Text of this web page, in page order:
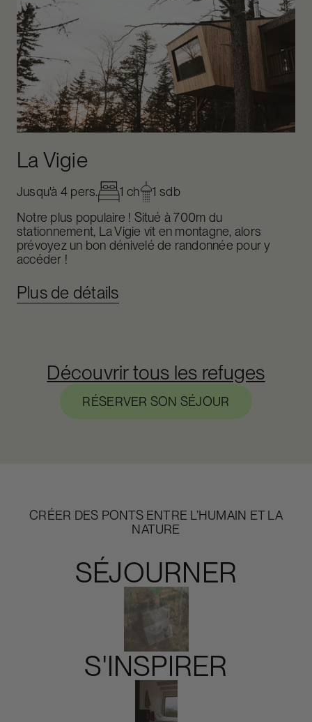
La Vigie
Jusqu'à 4 pers. 1 ch
1 sdb
Notre plus populaire ! Situé à 700m du
stationnement, La Vigie vit en montagne, alors
prévoyez un bon dénivelé de randonnée pour y
accéder !
Plus de détails
Découvrir tous les refuges
RÉSERVER SON SÉJOUR
CRÉER DES PONTS ENTRE L’HUMAIN ET LA
NATURE
SÉJOURNER
Slide 4 of 4.
S'INSPIRER